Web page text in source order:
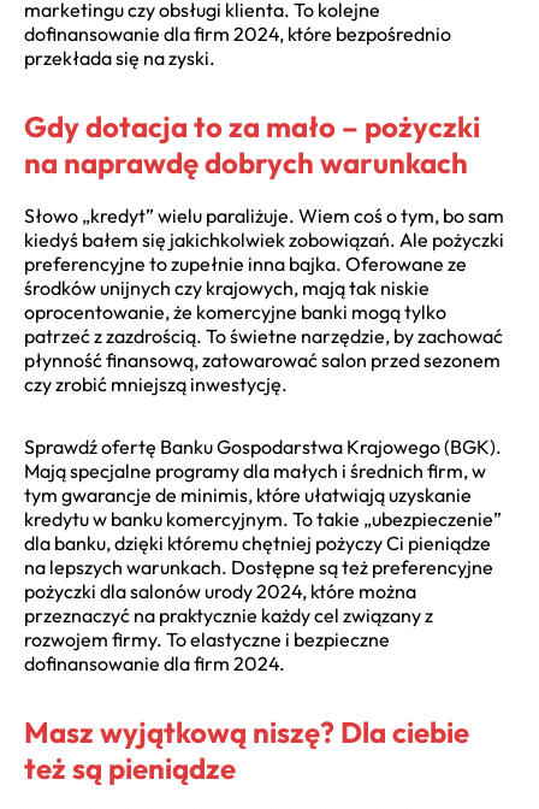
marketingu czy obsługi klienta. To kolejne
dofinansowanie dla firm 2024, które bezpośrednio
przekłada się na zyski.
Gdy dotacja to za mało – pożyczki
na naprawdę dobrych warunkach
Słowo „kredyt” wielu paraliżuje. Wiem coś o tym, bo sam
kiedyś bałem się jakichkolwiek zobowiązań. Ale pożyczki
preferencyjne to zupełnie inna bajka. Oferowane ze
środków unijnych czy krajowych, mają tak niskie
oprocentowanie, że komercyjne banki mogą tylko
patrzeć z zazdrością. To świetne narzędzie, by zachować
płynność finansową, zatowarować salon przed sezonem
czy zrobić mniejszą inwestycję.
Sprawdź ofertę Banku Gospodarstwa Krajowego (BGK).
Mają specjalne programy dla małych i średnich firm, w
tym gwarancje de minimis, które ułatwiają uzyskanie
kredytu w banku komercyjnym. To takie „ubezpieczenie”
dla banku, dzięki któremu chętniej pożyczy Ci pieniądze
na lepszych warunkach. Dostępne są też preferencyjne
pożyczki dla salonów urody 2024, które można
przeznaczyć na praktycznie każdy cel związany z
rozwojem firmy. To elastyczne i bezpieczne
dofinansowanie dla firm 2024.
Masz wyjątkową niszę? Dla ciebie
też są pieniądze